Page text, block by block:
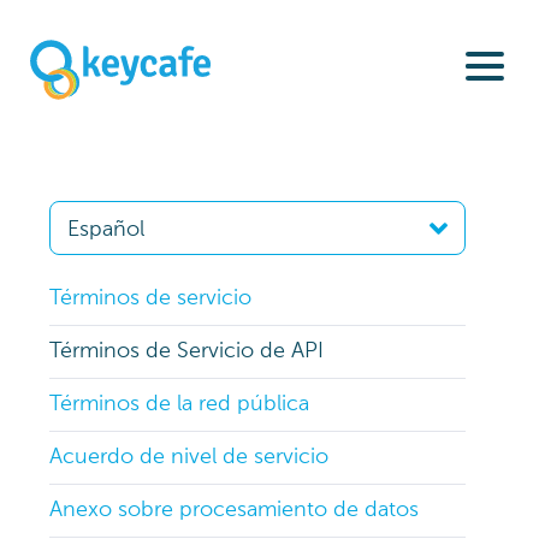
Términos de servicio
Términos de Servicio de API
Términos de la red pública
Acuerdo de nivel de servicio
Anexo sobre procesamiento de datos